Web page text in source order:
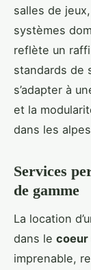
salles de
systèmes
reflète un
standards de
s’adapter à
et la
dans les
Services
de gamme
La location
dans le coeur
imprenable,